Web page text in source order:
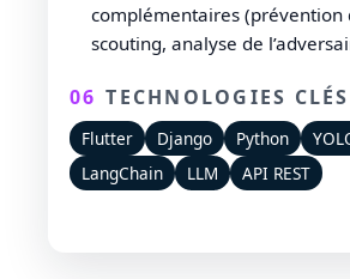
complémentaires (prévention
scouting, analyse de
06 TECHNOLOGIES CLÉS
Flutter Django Python
LangChain
LLM API REST